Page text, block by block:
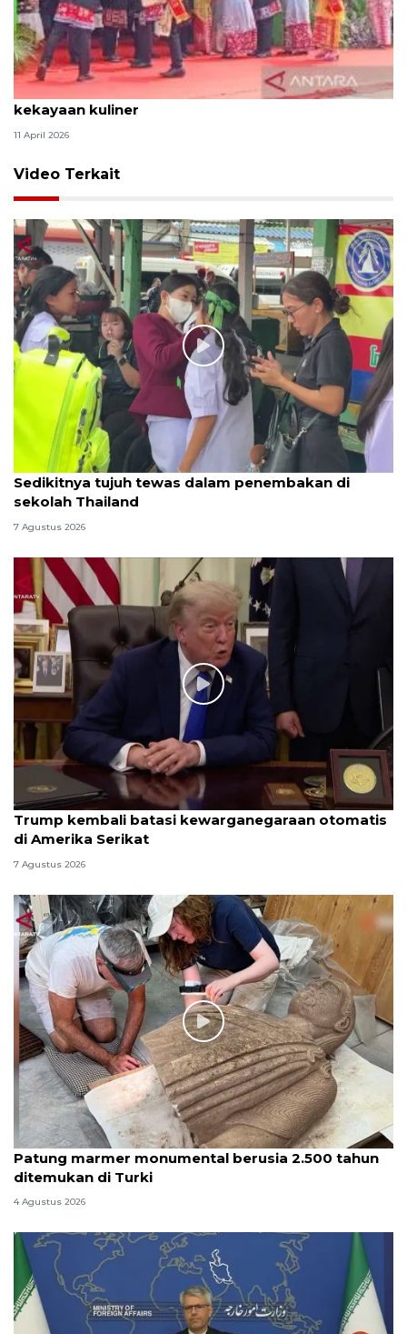
Tradisi hantaran Lebaran Betawi simbol bakti dan
kekayaan kuliner
11 April 2026
Video Terkait
Sedikitnya tujuh tewas dalam penembakan di
sekolah Thailand
7 Agustus 2026
Trump kembali batasi kewarganegaraan otomatis
di Amerika Serikat
7 Agustus 2026
Patung marmer monumental berusia 2.500 tahun
ditemukan di Turki
4 Agustus 2026